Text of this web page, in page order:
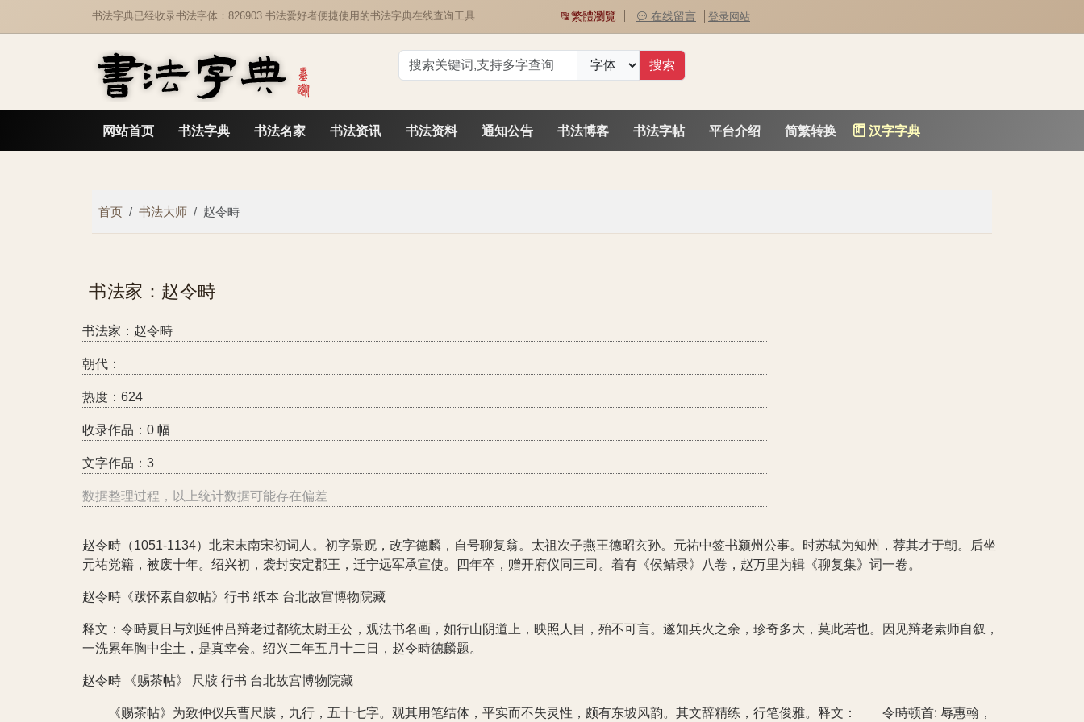
书法字典已经收录书法字体：826903 书法爱好者便捷使用的书法字典在线查询工具 繁體瀏覽 在线留言 登录网站
网站首页 书法字典 书法名家 书法资讯 书法资料 通知公告 书法博客 书法字帖 平台介绍 简繁转换 汉字字典
首页 书法大师 赵令畤
书法家：赵令畤
书法家：赵令畤
朝代：
热度：624
收录作品：0 幅
文字作品：3
数据整理过程，以上统计数据可能存在偏差
赵令畤（1051-1134）北宋末南宋初词人。初字景贶，改字德麟，自号聊复翁。太祖次子燕王德昭玄孙。元祐中签书颍州公事。时苏轼为知州，荐其才于朝。后坐
元祐党籍，被废十年。绍兴初，袭封安定郡王，迁宁远军承宣使。四年卒，赠开府仪同三司。着有《侯鲭录》八卷，赵万里为辑《聊复集》词一卷。
赵令畤《跋怀素自叙帖》行书 纸本 台北故宫博物院藏
释文：令畤夏日与刘延仲吕辩老过都统太尉王公，观法书名画，如行山阴道上，映照人目，殆不可言。遂知兵火之余，珍奇多大，莫此若也。因见辩老素师自叙，
一洗累年胸中尘土，是真幸会。绍兴二年五月十二日，赵令畤德麟题。
赵令畤 《赐茶帖》 尺牍 行书 台北故宫博物院藏
《赐茶帖》为致仲仪兵曹尺牍，九行，五十七字。观其用笔结体，平实而不失灵性，颇有东坡风韵。其文辞精练，行笔俊雅。释文： 令畤顿首: 辱惠翰，